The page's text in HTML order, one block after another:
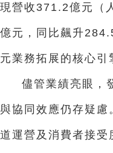
現營收371.2億元（
億元，同比飆升
元業務拓展的核心引
儘管業績亮眼，
與協同效應仍存疑
道運營及消費者接受